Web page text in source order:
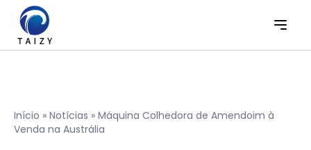
Início » Notícias » Máquina Colhedora de Amendoim à
Venda na Austrália